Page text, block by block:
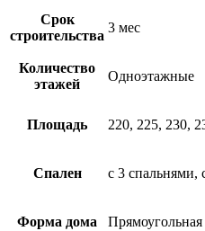
Срок
строительства
3 мес
Количество
этажей
Одноэтажные
Площадь 220, 225, 230,
Спален с 3 спальнями,
Форма дома Прямоугольная